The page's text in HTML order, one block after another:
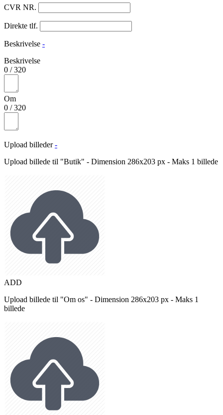
CVR NR.
Direkte tlf.
Beskrivelse -
Beskrivelse
0 /320
Om
0 /320
Upload billeder -
Upload billede til "Butik" - Dimension 286x203 px - Maks 1 billede
ADD
Upload billede til "Om os" - Dimension 286x203 px - Maks 1
billede